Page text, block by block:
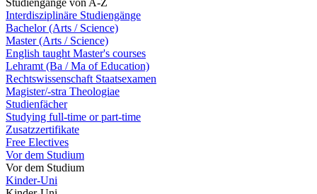
Studiengänge von A-Z
Interdisziplinäre Studiengänge
Bachelor (Arts / Science)
Master (Arts / Science)
English taught Master's courses
Lehramt (Ba / Ma of Education)
Rechtswissenschaft Staatsexamen
Magister/-stra Theologiae
Studienfächer
Studying full-time or part-time
Zusatzzertifikate
Free Electives
Vor dem Studium
Vor dem Studium
Kinder-Uni